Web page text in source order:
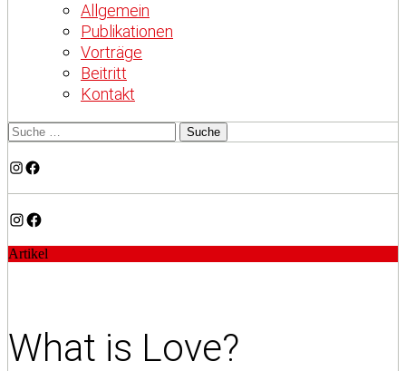
Allgemein
Publikationen
Vorträge
Beitritt
Kontakt
Instagram
Facebook
Instagram
Facebook
Artikel
What is Love?